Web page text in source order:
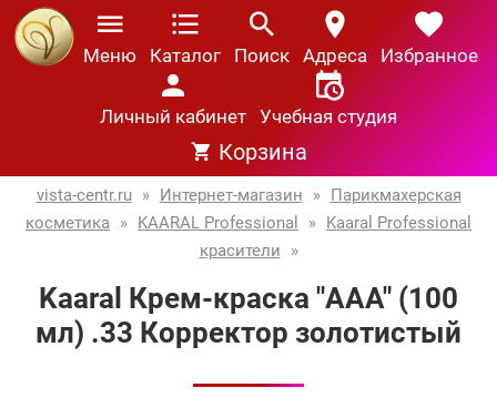
Меню Каталог Поиск Адреса Избранное
Личный кабинет Учебная студия
Корзина
vista-centr.ru » Интернет-магазин » Парикмахерская
косметика » KAARAL Professional » Kaaral Professional
красители
»
Kaaral Крем-краска "AAA" (100
мл) .33 Корректор золотистый